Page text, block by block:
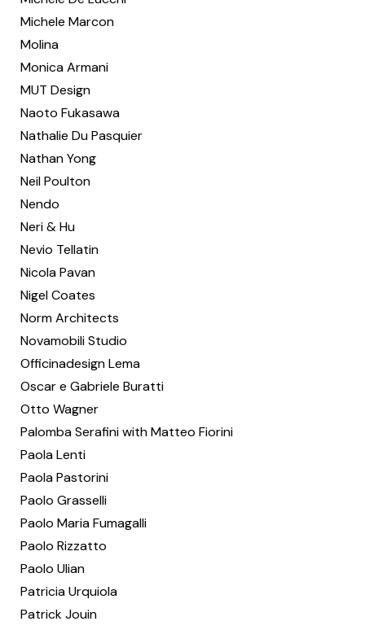
Michele Marcon
Molina
Monica Armani
MUT Design
Naoto Fukasawa
Nathalie Du Pasquier
Nathan Yong
Neil Poulton
Nendo
Neri & Hu
Nevio Tellatin
Nicola Pavan
Nigel Coates
Norm Architects
Novamobili Studio
Officinadesign Lema
Oscar e Gabriele Buratti
Otto Wagner
Palomba Serafini with Matteo Fiorini
Paola Lenti
Paola Pastorini
Paolo Grasselli
Paolo Maria Fumagalli
Paolo Rizzatto
Paolo Ulian
Patricia Urquiola
Patrick Jouin